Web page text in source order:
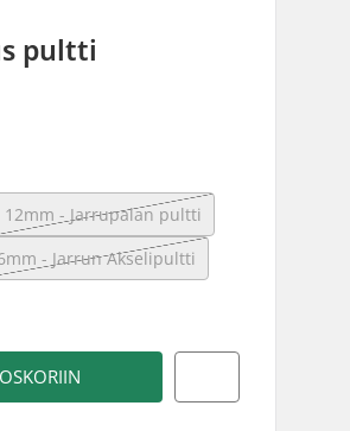
pultti
12mm - Jarrupalan pultti
- Jarrun Akselipultti